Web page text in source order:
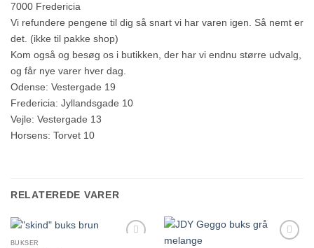
7000 Fredericia
Vi refundere pengene til dig så snart vi har varen igen. Så nemt er
det. (ikke til pakke shop)
Kom også og besøg os i butikken, der har vi endnu større udvalg,
og får nye varer hver dag.
Odense: Vestergade 19
Fredericia: Jyllandsgade 10
Vejle: Vestergade 13
Horsens: Torvet 10
RELATEREDE VARER
BUKSER